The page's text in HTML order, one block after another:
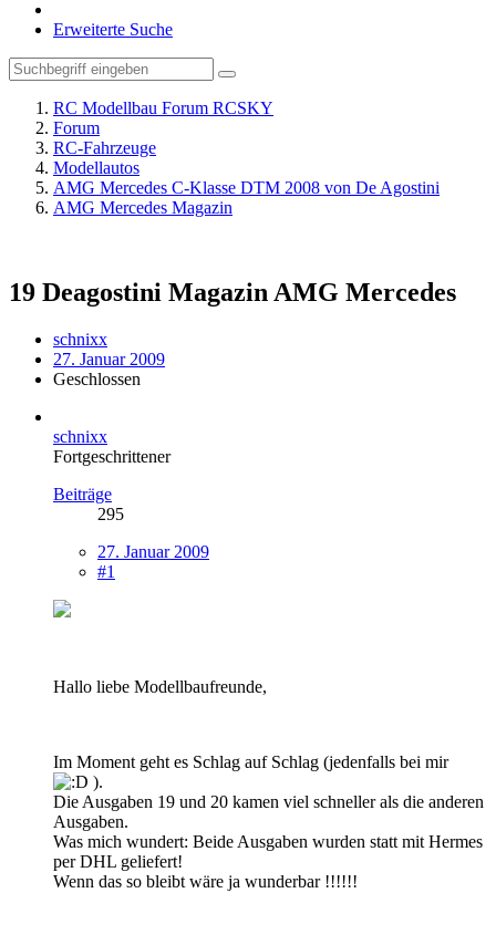
Erweiterte Suche
RC Modellbau Forum RCSKY
Forum
RC-Fahrzeuge
Modellautos
AMG Mercedes C-Klasse DTM 2008 von De Agostini
AMG Mercedes Magazin
19 Deagostini Magazin AMG Mercedes
schnixx
27. Januar 2009
Geschlossen
schnixx
Fortgeschrittener
Beiträge
295
27. Januar 2009
#1
Hallo liebe Modellbaufreunde,
Im Moment geht es Schlag auf Schlag (jedenfalls bei mir
).
Die Ausgaben 19 und 20 kamen viel schneller als die anderen
Ausgaben.
Was mich wundert: Beide Ausgaben wurden statt mit Hermes
per DHL geliefert!
Wenn das so bleibt wäre ja wunderbar !!!!!!